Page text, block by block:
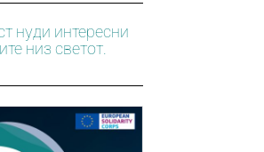
нуди интересни
низ светот.